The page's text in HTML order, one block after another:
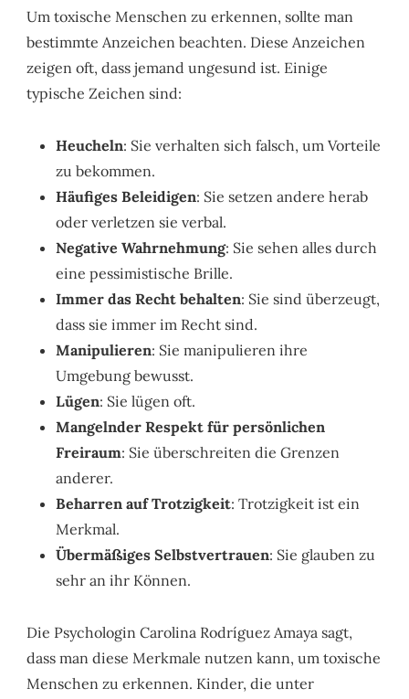
Um toxische Menschen zu erkennen, sollte man
bestimmte Anzeichen beachten. Diese Anzeichen
zeigen oft, dass jemand ungesund ist. Einige
typische Zeichen sind:
Heucheln: Sie verhalten sich falsch, um Vorteile
zu bekommen.
Häufiges Beleidigen: Sie setzen andere herab
oder verletzen sie verbal.
Negative Wahrnehmung: Sie sehen alles durch
eine pessimistische Brille.
Immer das Recht behalten: Sie sind überzeugt,
dass sie immer im Recht sind.
Manipulieren: Sie manipulieren ihre
Umgebung bewusst.
Lügen: Sie lügen oft.
Mangelnder Respekt für persönlichen
Freiraum: Sie überschreiten die Grenzen
anderer.
Beharren auf Trotzigkeit: Trotzigkeit ist ein
Merkmal.
Übermäßiges Selbstvertrauen: Sie glauben zu
sehr an ihr Können.
Die Psychologin Carolina Rodríguez Amaya sagt,
dass man diese Merkmale nutzen kann, um toxische
Menschen zu erkennen. Kinder, die unter